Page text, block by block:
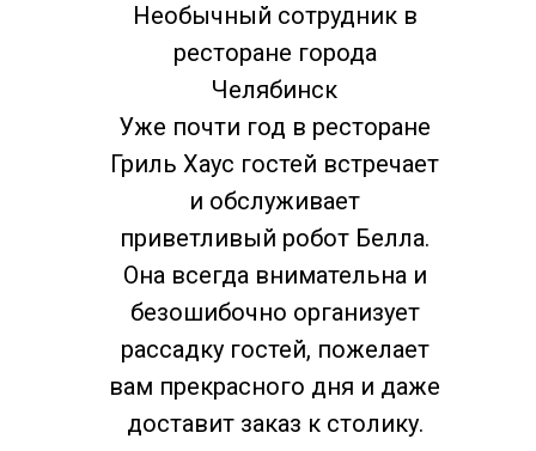
продумана до мелочей, чтобы
обеспечить гостям незабываемые
впечатления.
Сердце Гриль Хауса – это, конечно
же, гриль. Мастера кулинарного
искусства превращают обычные
продукты в шедевры, используя
различные техники приготовления на
огне. От сочных стейков до
ароматной рыбы и овощей, каждое
блюдо пронизано дымком и
Но Гриль Хаус – это не только еда.
Это место, где можно расслабиться и
Необычный сотрудник в
ресторане города
Челябинск
Уже почти год в ресторане
Гриль Хаус гостей встречает
и обслуживает
приветливый робот Белла.
Она всегда внимательна и
безошибочно организует
рассадку гостей, пожелает
вам прекрасного дня и даже
доставит заказ к столику.